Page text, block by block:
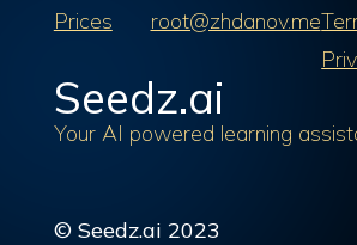
Prices root@zhdanov.me
Seedz.ai
Your AI powered learning
© Seedz.ai 2023